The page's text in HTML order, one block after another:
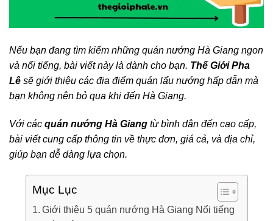
Nếu bạn đang tìm kiếm những quán nướng Hà Giang ngon
và nổi tiếng, bài viết này là dành cho bạn. Thế Giới Pha
Lê sẽ giới thiệu các địa điểm quán lẩu nướng hấp dẫn mà
bạn không nên bỏ qua khi đến Hà Giang.
Với các quán nướng Hà Giang từ bình dân đến cao cấp,
bài viết cung cấp thông tin về thực đơn, giá cả, và địa chỉ,
giúp bạn dễ dàng lựa chọn.
Mục Lục
Giới thiệu 5 quán nướng Hà Giang Nổi tiếng